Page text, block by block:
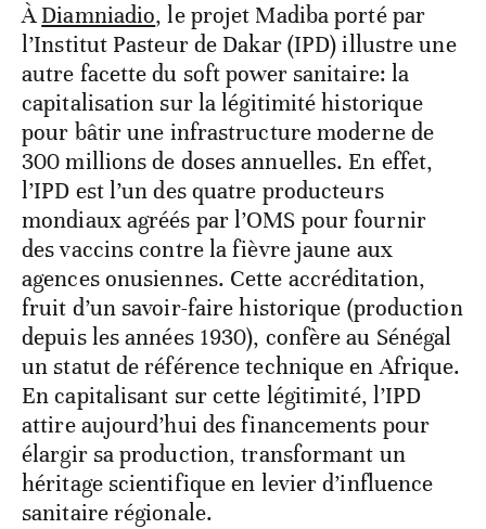
ÀDiamniadio, le projet Madiba porté par
l’Institut Pasteur de Dakar (IPD) illustre une
autre facette du soft power sanitaire: la
capitalisation sur la légitimité historique
pour bâtir une infrastructure moderne de
300 millions de doses annuelles. En effet,
l’IPD est l’un des quatre producteurs
mondiaux agréés par l’OMS pour fournir
des vaccins contre la fièvre jaune aux
agences onusiennes. Cette accréditation,
fruit d’un savoir-faire historique (production
depuis les années 1930), confère au Sénégal
un statut de référence technique en Afrique.
En capitalisant sur cette légitimité, l’IPD
attire aujourd’hui des financements pour
élargir sa production, transformant un
héritage scientifique en levier d’influence
sanitaire régionale.